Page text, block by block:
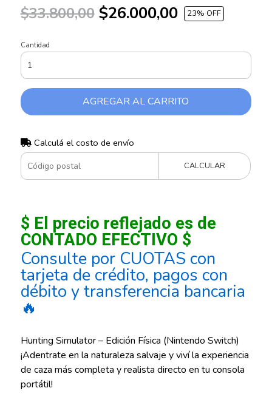
$33.800,00$26.000,00 23% OFF
Cantidad
AGREGAR AL CARRITO
Calculá el costo de envío
CALCULAR
$ El precio reflejado es de
CONTADO EFECTIVO $
Consulte por CUOTAS con
tarjeta de crédito, pagos con
débito y transferencia bancaria
🔥
Hunting Simulator – Edición Física (Nintendo Switch)
¡Adentrate en la naturaleza salvaje y viví la experiencia
de caza más completa y realista directo en tu consola
portátil!